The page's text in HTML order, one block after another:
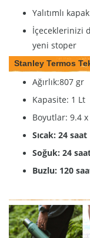
Yalıtımlı
İçeceklerinizi
yeni stoper
Stanley Termos
Ağırlık:807 gr
Kapasite: 1 Lt
Boyutlar: 9.4
Sıcak: 24 saat
Soğuk: 24
Buzlu: 120